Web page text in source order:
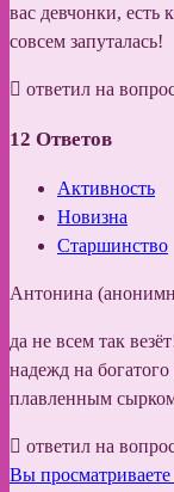
вас девчонки, есть
совсем запуталась!
ответил на
12 Ответов
Активность
Новизна
Старшинство
Антонина
да не всем так
надежд на
плавленным
ответил на
Вы просматриваете